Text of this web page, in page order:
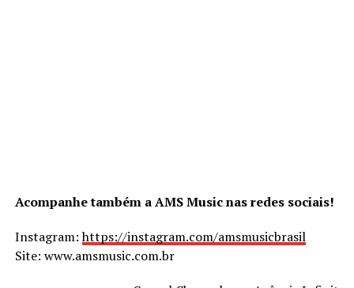
Acompanhe também a AMS Music nas redes sociais!
Instagram:https://instagram.com/amsmusicbrasil
Site: www.amsmusic.com.br